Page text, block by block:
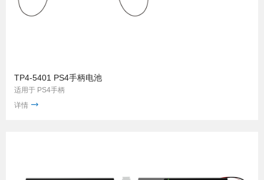
TP4-5401 PS4手柄电池
适用于 PS4手柄
详情